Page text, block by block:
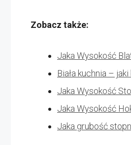
Zobacz także:
Jaka Wysokość
Biała kuchnia –
Jaka Wysokość
Jaka Wysokość
Jaka grubość